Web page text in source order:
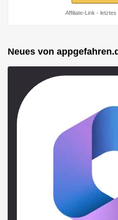
Affiliate-Link -
Neues von